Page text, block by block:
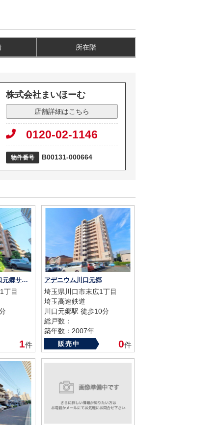
所在階
株式会社まいほーむ
店舗詳細はこちら
0120-02-1146
物件番号 B00131-000664
レーベンハイム川口元郷サザンテラス
丁目
1件
アデニウム川口元郷
埼玉県川口市末広1丁目
埼玉高速鉄道
川口元郷駅 徒歩10分
総戸数：
築年数：2007年
販売中 0件